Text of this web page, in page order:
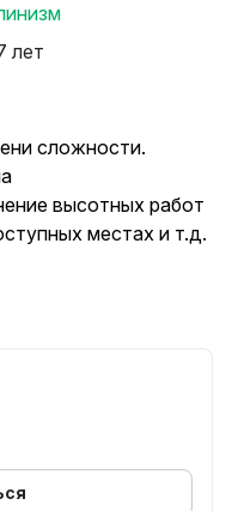
лет
сложности.
высотных работ
местах и т.д.